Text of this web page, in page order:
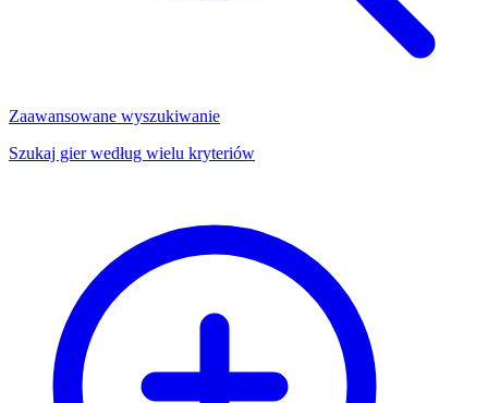
Zaawansowane wyszukiwanie
Szukaj gier według wielu kryteriów